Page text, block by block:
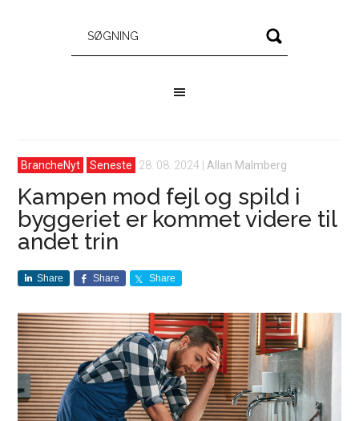
BrancheNyt Seneste 28. 08. 2024 Allan Malmberg
Kampen mod fejl og spild i
byggeriet er kommet videre til
andet trin
Share Share Share